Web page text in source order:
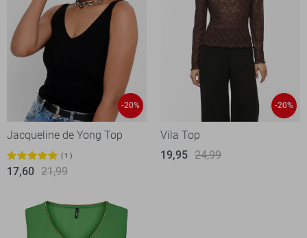
-20%
Jacqueline de Yong Top
1
17,60 21,99
-20%
Vila Top
19,95 24,99